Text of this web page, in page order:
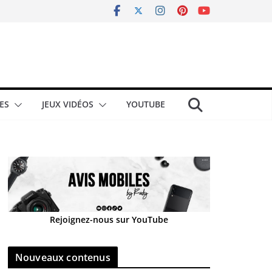
JEUX VIDÉOS YOUTUBE
Rejoignez-nous sur YouTube
Nouveaux contenus